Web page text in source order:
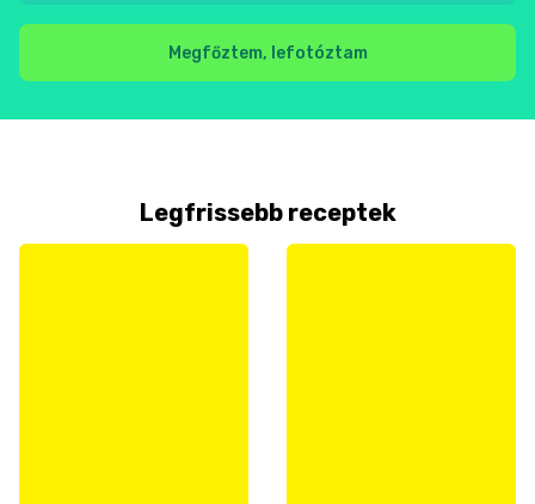
Megfőztem, lefotóztam
Legfrissebb receptek